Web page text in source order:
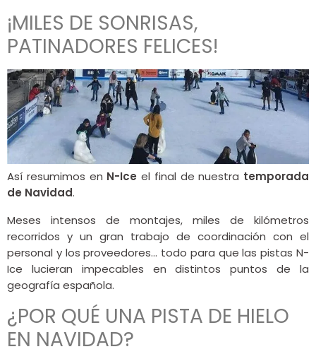
¡MILES DE SONRISAS,
PATINADORES FELICES!
Así resumimos en N-Ice el final de nuestra temporada
de Navidad.
Meses intensos de montajes, miles de kilómetros
recorridos y un gran trabajo de coordinación con el
personal y los proveedores… todo para que las pistas N-
Ice lucieran impecables en distintos puntos de la
geografía española.
¿POR QUÉ UNA PISTA DE HIELO
EN NAVIDAD?